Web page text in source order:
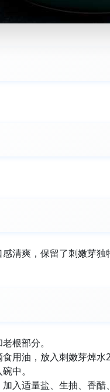
清爽，保留了刺嫩芽
根部分。
用油，放入刺嫩芽焯水
中。
入适量盐、生抽、香